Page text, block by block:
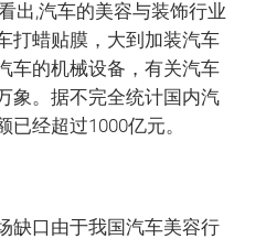
出,汽车的美容与装饰行业
打蜡贴膜，大到加装汽车
车的机械设备，有关汽车
象。据不完全统计国内汽
经超过1000亿元。
缺口由于我国汽车美容行